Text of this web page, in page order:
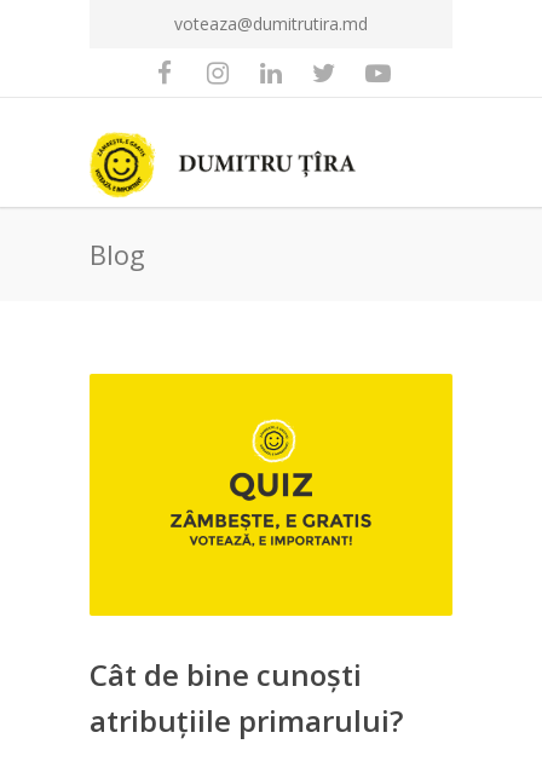
voteaza@dumitrutira.md
Blog
Cât de bine cunoști
atribuțiile primarului?